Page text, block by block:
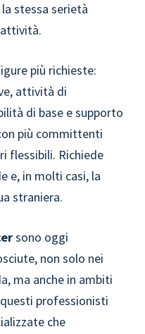
stessa serietà
più richieste:
attività di
di base e supporto
più committenti
flessibili. Richiede
e, in molti casi, la
straniera.
sono oggi
non solo nei
ma anche in ambiti
professionisti
che